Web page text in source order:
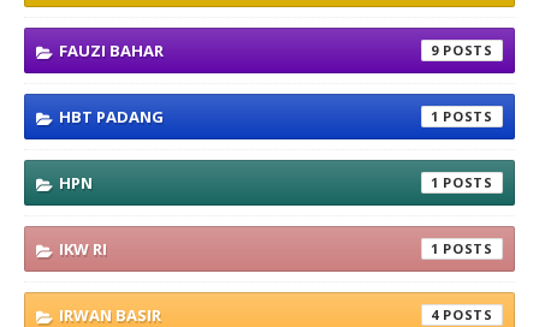
FAUZI BAHAR 9
HBT PADANG 1
HPN 1
IKW RI 1
IRWAN BASIR 4